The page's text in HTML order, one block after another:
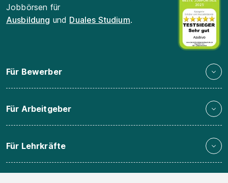
Jobbörsen für
Ausbildung und Duales Studium.
Für Bewerber
Für Arbeitgeber
Für Lehrkräfte